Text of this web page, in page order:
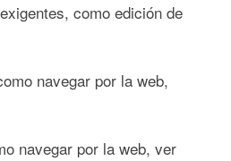
como edición de
navegar por la web,
navegar por la web, ver